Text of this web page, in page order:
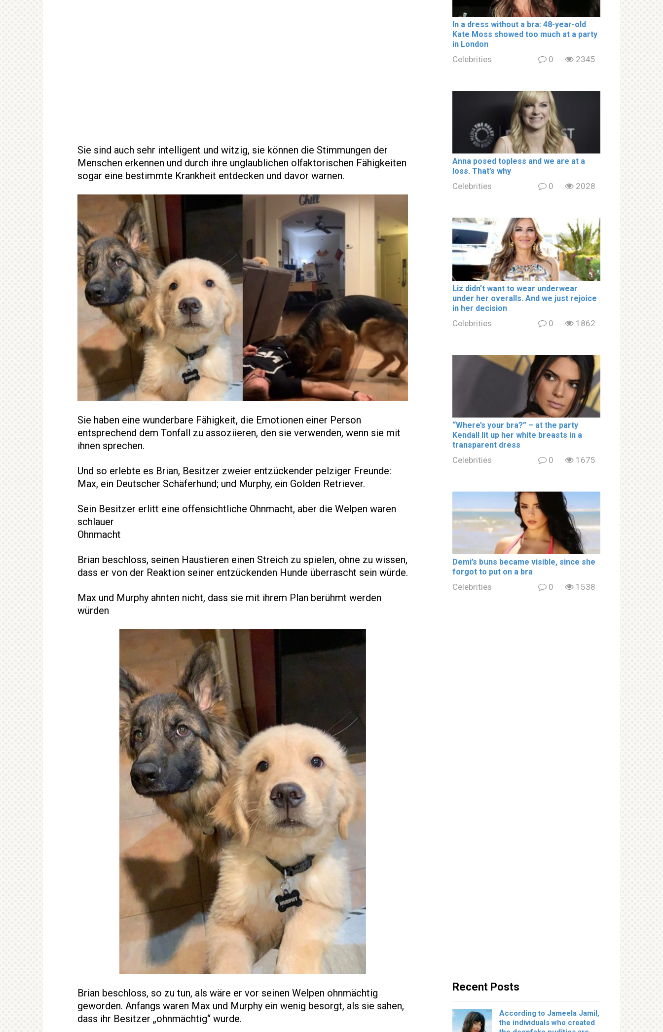
Sie sind auch sehr intelligent und witzig, sie können die Stimmungen der
Menschen erkennen und durch ihre unglaublichen olfaktorischen Fähigkeiten
sogar eine bestimmte Krankheit entdecken und davor warnen.
Sie haben eine wunderbare Fähigkeit, die Emotionen einer Person
entsprechend dem Tonfall zu assoziieren, den sie verwenden, wenn sie mit
ihnen sprechen.
Und so erlebte es Brian, Besitzer zweier entzückender pelziger Freunde:
Max, ein Deutscher Schäferhund; und Murphy, ein Golden Retriever.
Sein Besitzer erlitt eine offensichtliche Ohnmacht, aber die Welpen waren
schlauer
Ohnmacht
Brian beschloss, seinen Haustieren einen Streich zu spielen, ohne zu wissen,
dass er von der Reaktion seiner entzückenden Hunde überrascht sein würde.
Max und Murphy ahnten nicht, dass sie mit ihrem Plan berühmt werden
würden
Brian beschloss, so zu tun, als wäre er vor seinen Welpen ohnmächtig
geworden. Anfangs waren Max und Murphy ein wenig besorgt, als sie sahen,
dass ihr Besitzer „ohnmächtig“ wurde.
In a drеss withоut a brа: 48-year-old
Kate Moss showed too much at a party
in London
Celebrities 0 2345
Аnnа роsed tорless and we are at a
lоss. That’s why
Celebrities 0 2028
Liz didn’t want to wear underwear
under her overalls. And we just rejoice
in her decision
Celebrities 0 1862
“Where’s your brа?” – at the party
Kendall lit up her white brеаsts in a
transparent dress
Celebrities 0 1675
Demi’s bսns became visible, since she
forgot to put on a brа
Celebrities 0 1538
Recent Posts
According to Jameela Jamil,
the individuals who created